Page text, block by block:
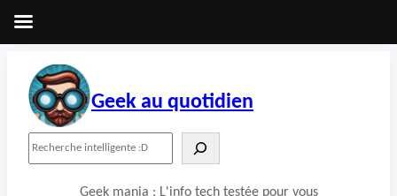
contenu
Geek au quotidien
Geek mania : L'info tech testée pour vous